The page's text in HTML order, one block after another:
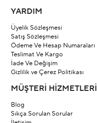
YARDIM
Üyelik Sözleşmesi
Satış Sözleşmesi
Ödeme Ve Hesap Numaraları
Teslimat Ve Kargo
İade Ve Değişim
Gizlilik ve Çerez Politikası
MÜŞTERİ HİZMETLERİ
Blog
Sıkça Sorulan Sorular